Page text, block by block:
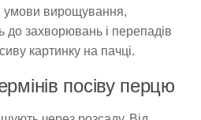
умови вирощування,
до захворювань і перепадів
картинку на пачці.
посіву перцю